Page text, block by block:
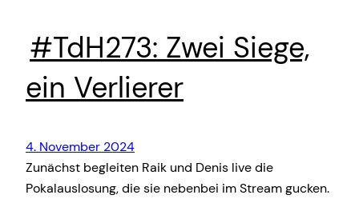
#TdH273: Zwei Siege,
ein Verlierer
4. November 2024
Zunächst begleiten Raik und Denis live die
Pokalauslosung, die sie nebenbei im Stream gucken.